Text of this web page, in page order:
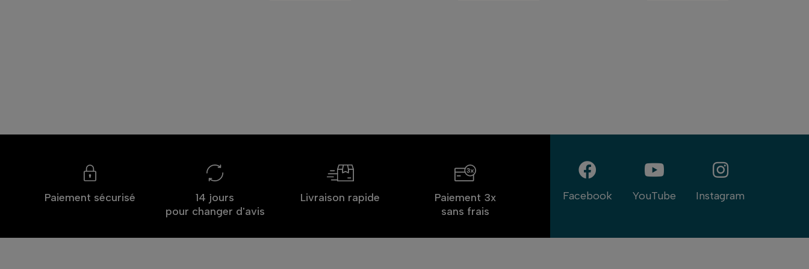
Paiement sécurisé
14 jours
pour changer d'avis
Livraison rapide
Paiement 3x
sans frais
Facebook YouTube Instagram